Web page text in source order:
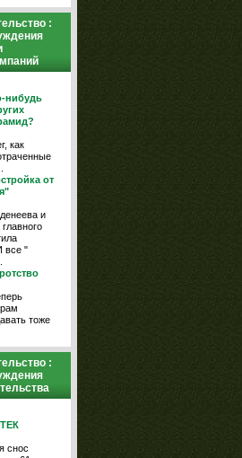
:
нибудь
как
от
и
все "
тоже
:
снос